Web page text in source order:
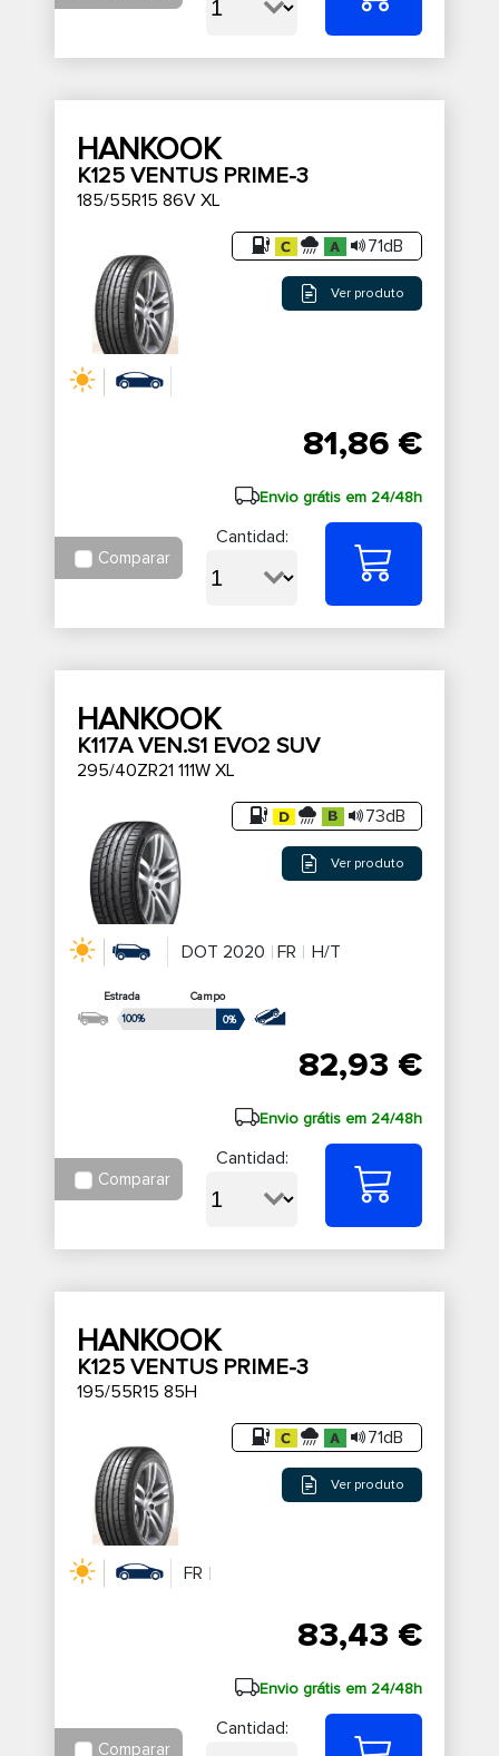
HANKOOK
K125 VENTUS PRIME-3
185/55R15 86V XL
71dB
Ver produto
81,86 €
Envio grátis em 24/48h
Comparar
Cantidad:
HANKOOK
K117A VEN.S1 EVO2 SUV
295/40ZR21 111W XL
73dB
Ver produto
DOT 2020 FR H/T
Estrada
Campo
100%
0%
82,93 €
Envio grátis em 24/48h
Comparar
Cantidad:
HANKOOK
K125 VENTUS PRIME-3
195/55R15 85H
71dB
Ver produto
FR
83,43 €
Envio grátis em 24/48h
Comparar
Cantidad: